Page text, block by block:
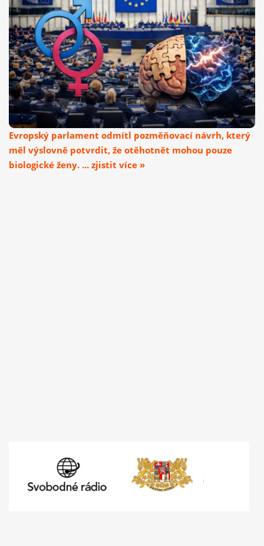
Evropský parlament odmítl pozměňovací návrh, který
měl výslovně potvrdit, že otěhotnět mohou pouze
biologické ženy. ... zjistit více »